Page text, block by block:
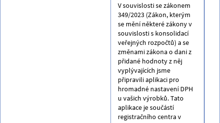
V souvislosti se zákonem
349/2023 (Zákon, kterým
se mění některé zákony v
souvislosti s konsolidací
veřejných rozpočtů) a se
změnami zákona o dani z
přidané hodnoty z něj
vyplývajících jsme
připravili aplikaci pro
hromadné nastavení DPH
u vašich výrobků. Tato
aplikace je součástí
registračního centra v